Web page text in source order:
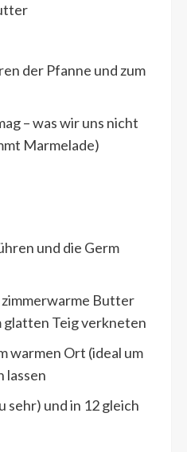
der Pfanne und zum
– was wir uns nicht
Marmelade)
und die Germ
zimmerwarme Butter
glatten Teig verkneten
warmen Ort (ideal um
lassen
sehr) und in 12 gleich